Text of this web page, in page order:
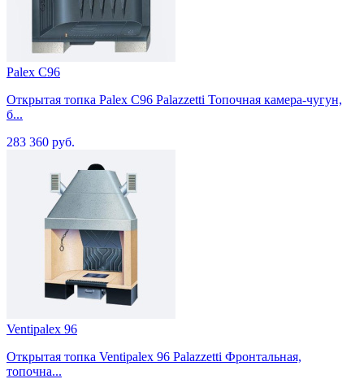
Palex C96
Открытая топка Palex C96 Palazzetti Топочная камера-чугун,
б...
283 360 руб.
Ventipalex 96
Открытая топка Ventipalex 96 Palazzetti Фронтальная,
топочна...